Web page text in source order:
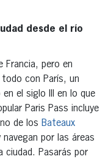
desde el río
Francia, pero en
con París, un
el siglo III en lo que
Paris Pass incluye
de los Bateaux
por las áreas
Pasarás por